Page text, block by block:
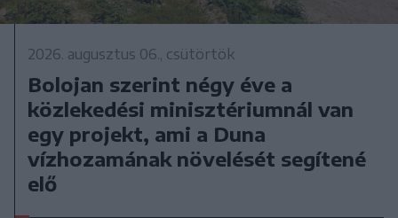
2026. augusztus 06., csütörtök
Bolojan szerint négy éve a
közlekedési minisztériumnál van
egy projekt, ami a Duna
vízhozamának növelését segítené
elő